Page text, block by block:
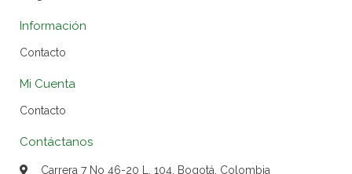
Información
Contacto
Mi Cuenta
Contacto
Contáctanos
Carrera 7 No 46-20 L. 104, Bogotá, Colombia